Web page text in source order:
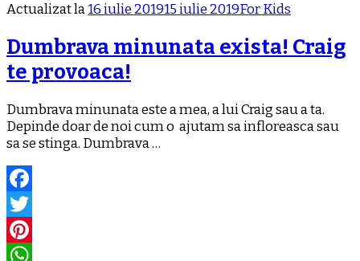
Actualizat la16 iulie 201915 iulie 2019For Kids
Dumbrava minunata exista! Craig
te provoaca!
Dumbrava minunata este a mea, a lui Craig sau a ta.
Depinde doar de noi cum o ajutam sa infloreasca sau
sa se stinga. Dumbrava …
Facebook
Twitter
Pinterest